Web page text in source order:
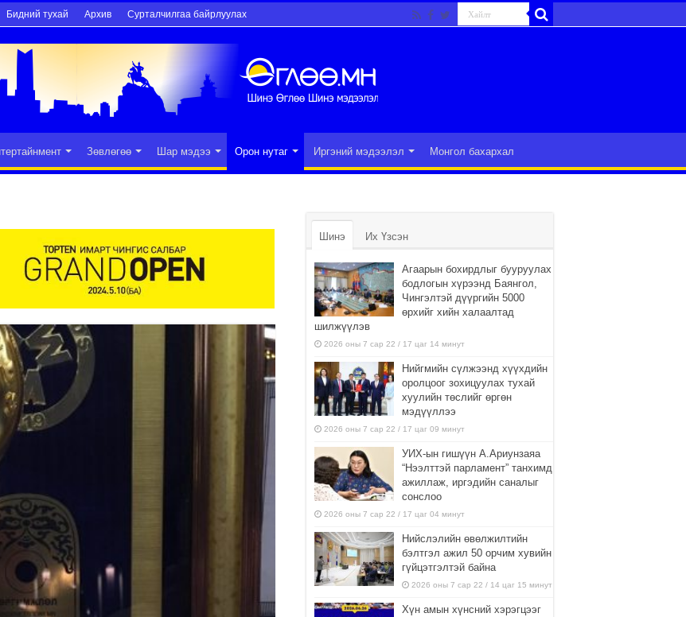
Бидний тухай Архив Сурталчилгаа байрлуулах
Зөвлөгөө Шар мэдээ Орон нутаг Иргэний мэдээлэл Монгол бахархал
Шинэ Их Үзсэн
Агаарын бохирдлыг бууруулах
бодлогын хүрээнд Баянгол,
Чингэлтэй дүүргийн 5000
өрхийг хийн халаалтад
шилжүүлэв
2026 оны 7 сар 22 / 17 цаг 14 минут
Нийгмийн сүлжээнд хүүхдийн
оролцоог зохицуулах тухай
хуулийн төслийг өргөн
мэдүүллээ
2026 оны 7 сар 22 / 17 цаг 09 минут
УИХ-ын гишүүн А.Ариунзаяа
“Нээлттэй парламент” танхимд
ажиллаж, иргэдийн саналыг
сонслоо
2026 оны 7 сар 22 / 17 цаг 04 минут
Нийслэлийн өвөлжилтийн
бэлтгэл ажил 50 орчим хувийн
гүйцэтгэлтэй байна
2026 оны 7 сар 22 / 14 цаг 15 минут
Хүн амын хүнсний хэрэгцээг